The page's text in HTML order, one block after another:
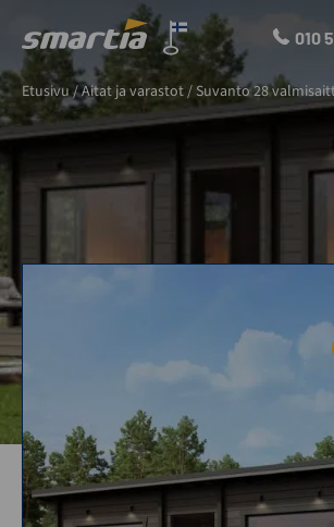
content
Smartia
Oy
010
Etusivu/Aitat ja varastot/Suvanto 28